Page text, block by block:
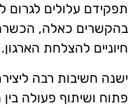
תפקידם עלולים לגרום
בהקשרים כאלה,
חיוניים להצלחת הארגון.
ישנה חשיבות רבה
פתוח ושיתוף פעולה